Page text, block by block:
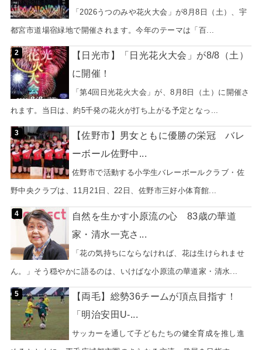
「2026うつのみや花火大会」が8月8日（土）、宇
都宮市道場宿緑地で開催されます。今年のテーマは「百...
【日光市】「日光花火大会」が8/8（土）
に開催！
「第4回日光花火大会」が、8月8日（土）に開催さ
れます。当日は、約5千発の花火が打ち上がる予定となっ...
【佐野市】男女ともに優勝の栄冠 バレ
ーボール佐野中...
佐野市で活動する小学生バレーボールクラブ・佐
野中央クラブは、11月21日、22日、佐野市三好小体育館...
自然を生かす小原流の心 83歳の華道
家・清水一克さ...
「花の気持ちにならなければ、花は生けられませ
ん。」そう穏やかに語るのは、いけばな小原流の華道家・清水...
【両毛】総勢36チームが頂点目指す！
「明治安田U-...
サッカーを通して子どもたちの健全育成を推し進